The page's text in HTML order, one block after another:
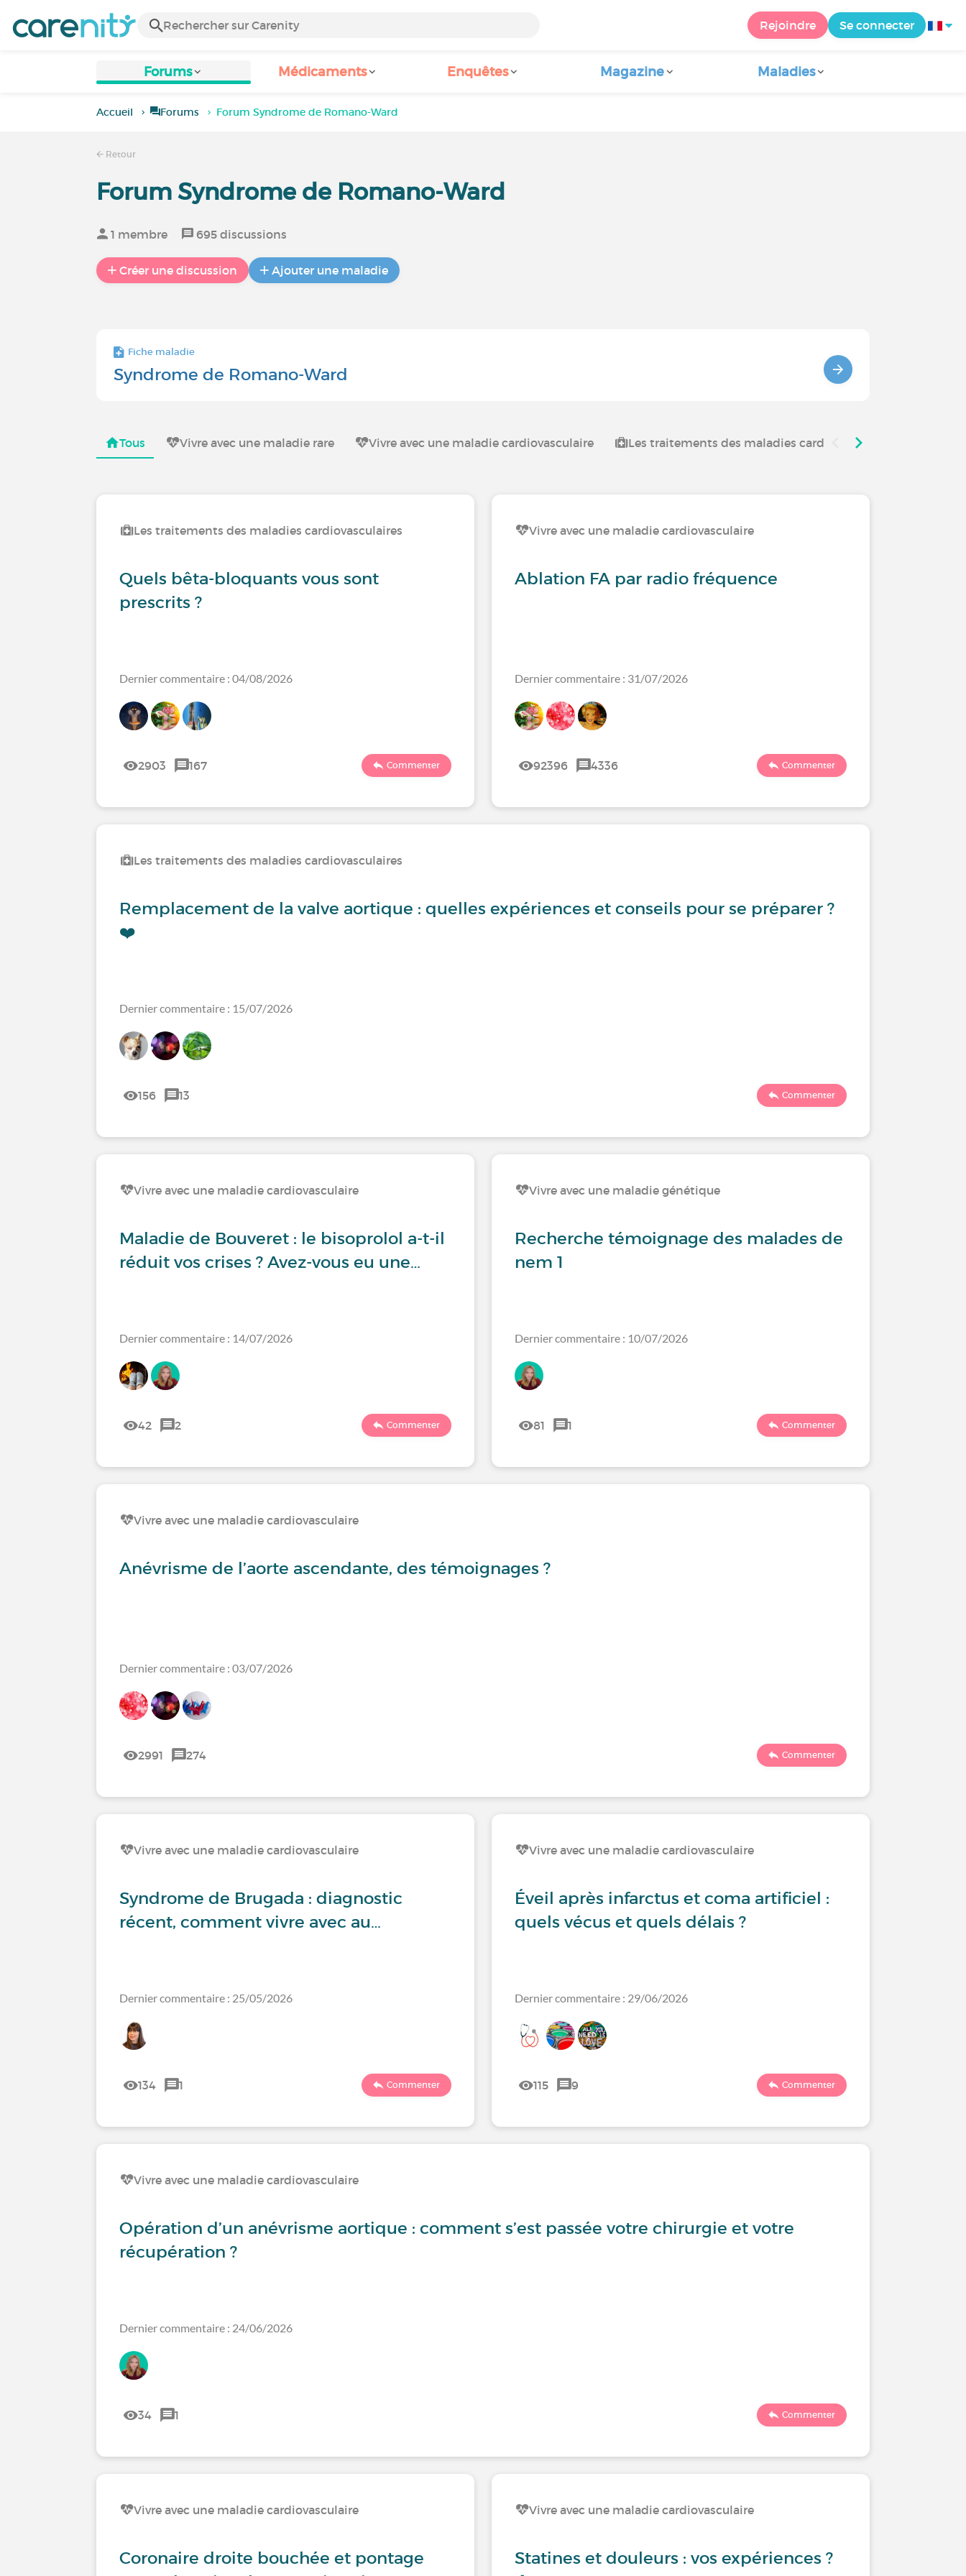
Rejoindre Se connecter
Forums Médicaments Enquêtes Magazine Maladies
Accueil Forums Forum Syndrome de Romano-Ward
Retour
Forum Syndrome de Romano-Ward
1 membre 695 discussions
Créer une discussion Ajouter une maladie
Fiche maladie
Syndrome de Romano-Ward
Tous Vivre avec une maladie rare Vivre avec une maladie cardiovasculaire Les traitements des maladies cardiovasculaires
Les traitements des maladies cardiovasculaires
Quels bêta-bloquants vous sont
prescrits ?
Dernier commentaire : 04/08/2026
2903 167 Commenter
Vivre avec une maladie cardiovasculaire
Ablation FA par radio fréquence
Dernier commentaire : 31/07/2026
92396 4336 Commenter
Les traitements des maladies cardiovasculaires
Remplacement de la valve aortique : quelles expériences et conseils pour se préparer ?
❤️
Dernier commentaire : 15/07/2026
156 13 Commenter
Vivre avec une maladie cardiovasculaire
Maladie de Bouveret : le bisoprolol a-t-il
réduit vos crises ? Avez-vous eu une…
Dernier commentaire : 14/07/2026
42 2 Commenter
Vivre avec une maladie génétique
Recherche témoignage des malades de
nem 1
Dernier commentaire : 10/07/2026
81 1 Commenter
Vivre avec une maladie cardiovasculaire
Anévrisme de l’aorte ascendante, des témoignages ?
Dernier commentaire : 03/07/2026
2991 274 Commenter
Vivre avec une maladie cardiovasculaire
Syndrome de Brugada : diagnostic
récent, comment vivre avec au…
Dernier commentaire : 25/05/2026
134 1 Commenter
Vivre avec une maladie cardiovasculaire
Éveil après infarctus et coma artificiel :
quels vécus et quels délais ?
Dernier commentaire : 29/06/2026
115 9 Commenter
Vivre avec une maladie cardiovasculaire
Opération d’un anévrisme aortique : comment s’est passée votre chirurgie et votre
récupération ?
Dernier commentaire : 24/06/2026
34 1 Commenter
Vivre avec une maladie cardiovasculaire
Coronaire droite bouchée et pontage
Vivre avec une maladie cardiovasculaire
Statines et douleurs : vos expériences ?